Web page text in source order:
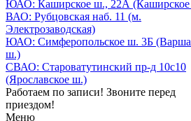
ЮАО: Каширское ш., 22А
ВАО: Рубцовская наб. 11 (м.
Электрозаводская)
ЮАО: Симферопольское ш. 3Б
ш.)
СВАО: Староватутинский пр-д 10с10
(Ярославское ш.)
Работаем по записи! Звоните перед
приездом!
Меню